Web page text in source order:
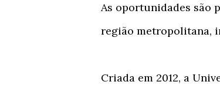
As oportunidades são
região metropolitana,
Criada em 2012, a